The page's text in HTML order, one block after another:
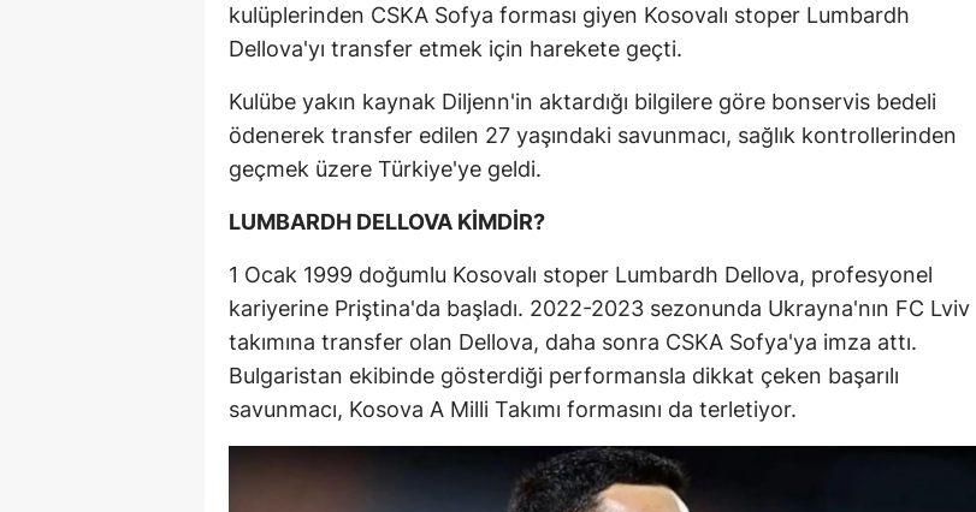
kulüplerinden CSKA Sofya forması giyen Kosovalı stoper Lumbardh
Dellova'yı transfer etmek için harekete geçti.
Kulübe yakın kaynak Diljenn'in aktardığı bilgilere göre bonservis bedeli
ödenerek transfer edilen 27 yaşındaki savunmacı, sağlık kontrollerinden
geçmek üzere Türkiye'ye geldi.
LUMBARDH DELLOVA KİMDİR?
1 Ocak 1999 doğumlu Kosovalı stoper Lumbardh Dellova, profesyonel
kariyerine Priştina'da başladı. 2022-2023 sezonunda Ukrayna'nın FC Lviv
takımına transfer olan Dellova, daha sonra CSKA Sofya'ya imza attı.
Bulgaristan ekibinde gösterdiği performansla dikkat çeken başarılı
savunmacı, Kosova A Milli Takımı formasını da terletiyor.